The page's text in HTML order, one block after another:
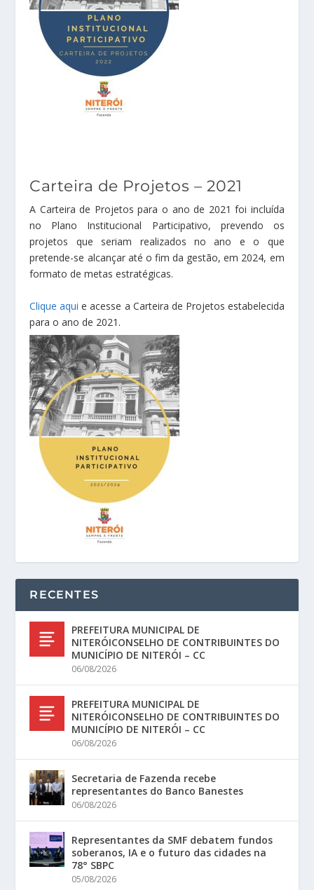
Carteira de Projetos – 2021
A Carteira de Projetos para o ano de 2021 foi incluída
no Plano Institucional Participativo, prevendo os
projetos que seriam realizados no ano e o que
pretende-se alcançar até o fim da gestão, em 2024, em
formato de metas estratégicas.
Clique aquie acesse a Carteira de Projetos estabelecida
para o ano de 2021.
RECENTES
PREFEITURA MUNICIPAL DE
NITERÓICONSELHO DE CONTRIBUINTES DO
MUNICÍPIO DE NITERÓI – CC
06/08/2026
PREFEITURA MUNICIPAL DE
NITERÓICONSELHO DE CONTRIBUINTES DO
MUNICÍPIO DE NITERÓI – CC
06/08/2026
Secretaria de Fazenda recebe
representantes do Banco Banestes
06/08/2026
Representantes da SMF debatem fundos
soberanos, IA e o futuro das cidades na
78° SBPC
05/08/2026